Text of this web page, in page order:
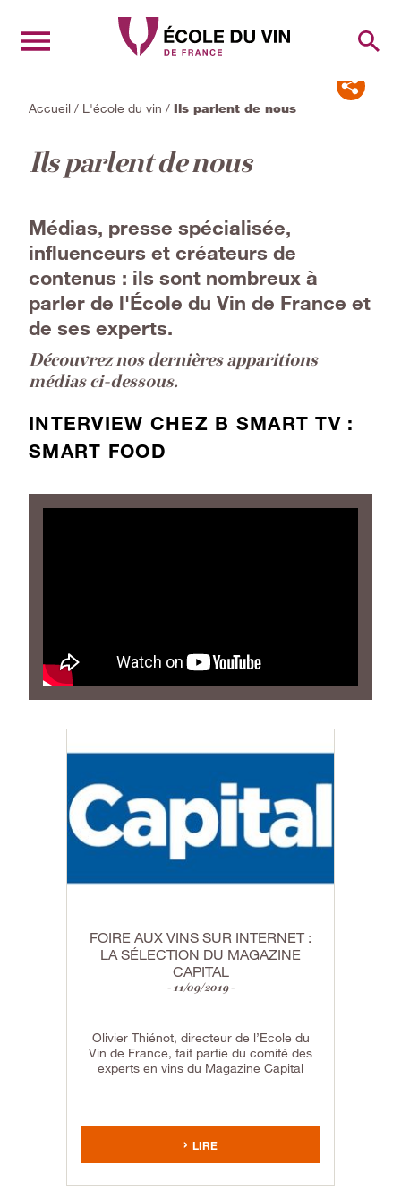
Accueil / L'école du vin / Ils parlent de nous
Ils parlent de nous
Médias, presse spécialisée,
influenceurs et créateurs de
contenus : ils sont nombreux à
parler de l'École du Vin de France et
de ses experts.
Découvrez nos dernières apparitions
médias ci-dessous.
INTERVIEW CHEZ B SMART TV :
SMART FOOD
FOIRE AUX VINS SUR INTERNET :
LA SÉLECTION DU MAGAZINE
CAPITAL
11/09/2019
Olivier Thiénot, directeur de l’Ecole du
Vin de France, fait partie du comité des
experts en vins du Magazine Capital
LIRE